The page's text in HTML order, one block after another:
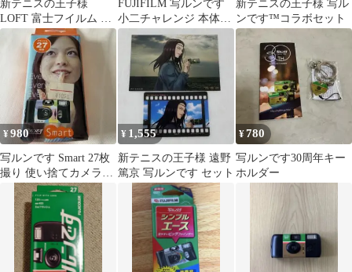
新テニスの王子様
LOFT 富士フイルム 写
ルンです ブロマイド 忍
足侑士
FUJIFILM 写ルンです
小二チャレンジ 本体未
開封 レトロ
新テニスの王子様 写ル
ンです™コラボセット
¥980
写ルンです Smart 27枚
撮り 使い捨てカメラ
デッドストック
¥ 1,555
新テニスの王子様 遠野
篤京 写ルンです セット
¥780
写ルンです30周年キー
ホルダー